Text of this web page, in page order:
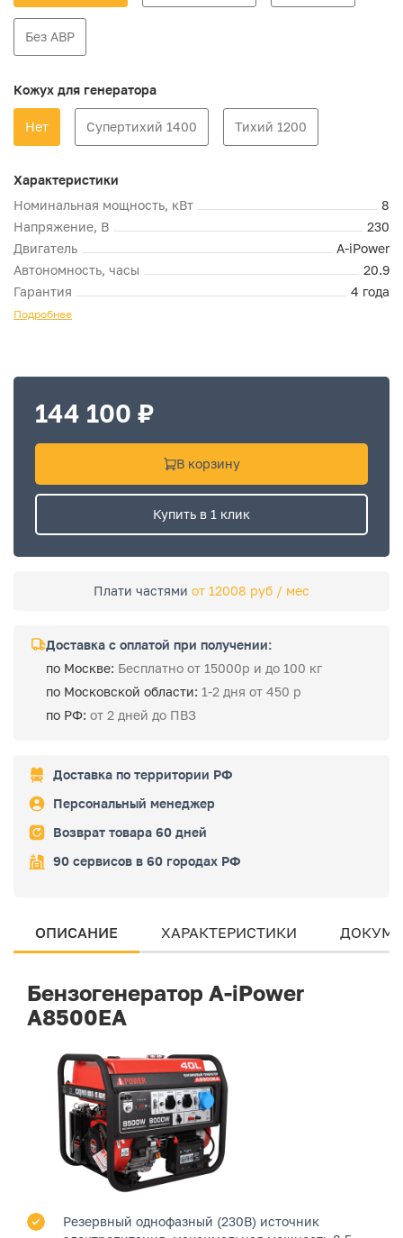
Без АВР
Кожух для генератора
Нет Супертихий 1400 Тихий 1200
Характеристики
Номинальная мощность, кВт
8
Напряжение, В
230
Двигатель
A-iPower
Автономность, часы
20.9
Гарантия
4 года
Подробнее
144 100 ₽
В корзину
Купить в 1 клик
Плати частями от 12008 руб / мес
Доставка с оплатой при получении:
по Москве: Бесплатно от 15000р и до 100 кг
по Московской области: 1-2 дня от 450 р
по РФ: от 2 дней до ПВЗ
Доставка по территории РФ
Персональный менеджер
Возврат товара 60 дней
90 сервисов в 60 городах РФ
ОПИСАНИЕ ХАРАКТЕРИСТИКИ
Бензогенератор A-iPower
A8500EA
Резервный однофазный (230В) источник